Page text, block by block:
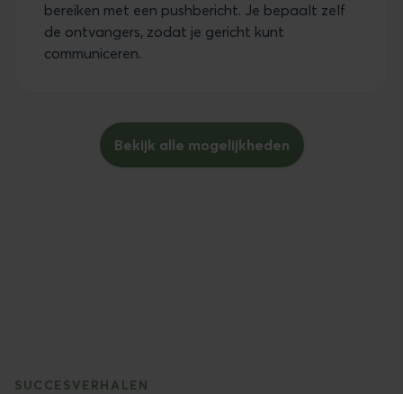
bereiken met een pushbericht. Je bepaalt zelf
de ontvangers, zodat je gericht kunt
communiceren.
Bekijk alle mogelijkheden
SUCCESVERHALEN